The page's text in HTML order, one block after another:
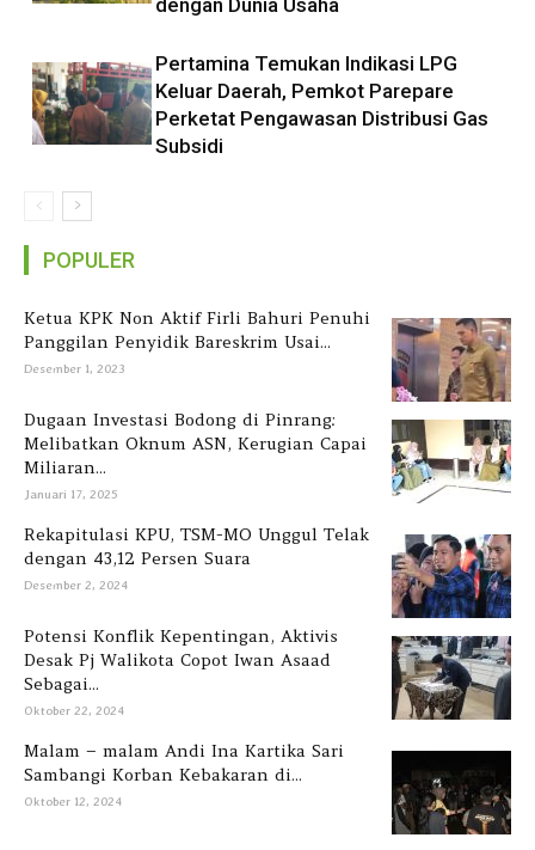
Pertamina Temukan Indikasi LPG
Keluar Daerah, Pemkot Parepare
Perketat Pengawasan Distribusi Gas
Subsidi
POPULER
Ketua KPK Non Aktif Firli Bahuri Penuhi
Panggilan Penyidik Bareskrim Usai...
Desember 1, 2023
Dugaan Investasi Bodong di Pinrang:
Melibatkan Oknum ASN, Kerugian Capai
Miliaran...
Januari 17, 2025
Rekapitulasi KPU, TSM-MO Unggul Telak
dengan 43,12 Persen Suara
Desember 2, 2024
Potensi Konflik Kepentingan, Aktivis
Desak Pj Walikota Copot Iwan Asaad
Sebagai...
Oktober 22, 2024
Malam – malam Andi Ina Kartika Sari
Sambangi Korban Kebakaran di...
Oktober 12, 2024